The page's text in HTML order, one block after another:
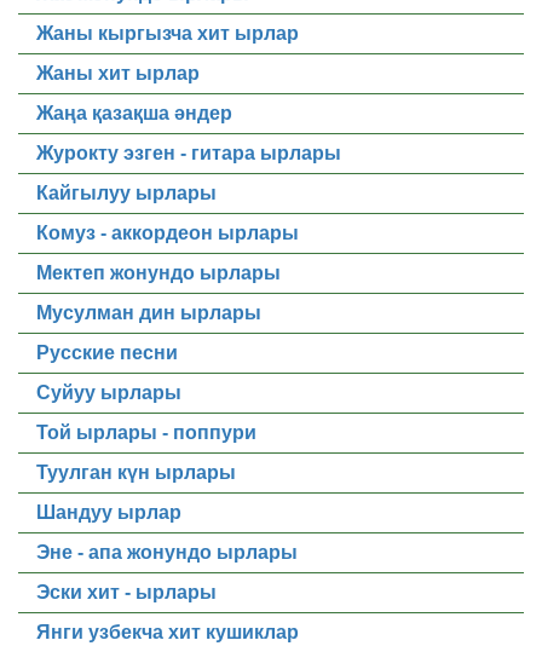
Жаны кыргызча хит ырлар
Жаны хит ырлар
Жаңа қазақша әндер
Журокту эзген - гитара ырлары
Кайгылуу ырлары
Комуз - аккордеон ырлары
Мектеп жонундо ырлары
Мусулман дин ырлары
Русские песни
Суйуу ырлары
Той ырлары - поппури
Туулган күн ырлары
Шандуу ырлар
Эне - апа жонундо ырлары
Эски хит - ырлары
Янги узбекча хит кушиклар